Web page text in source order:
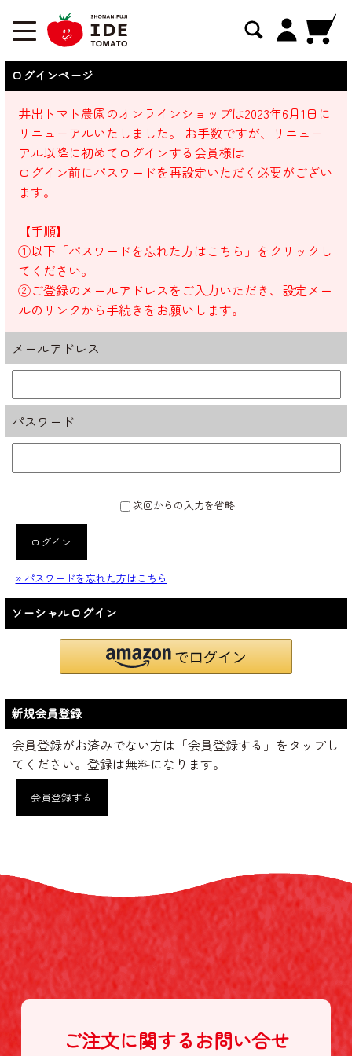
ログインページ
井出トマト農園のオンラインショップは2023年6月1日に
リニューアルいたしました。 お手数ですが、リニュー
アル以降に初めてログインする会員様は
ログイン前にパスワードを再設定いただく必要がござい
ます。
【手順】
①以下「パスワードを忘れた方はこちら」をクリックし
てください。
②ご登録のメールアドレスをご入力いただき、設定メー
ルのリンクから手続きをお願いします。
メールアドレス
パスワード
次回からの入力を省略
ログイン
» パスワードを忘れた方はこちら
ソーシャルログイン
新規会員登録
会員登録がお済みでない方は「会員登録する」をタップし
てください。登録は無料になります。
会員登録する
ご注文に関する お問い合せ